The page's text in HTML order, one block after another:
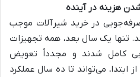
صرفه‌جویی در خرید شیرآلات موجب
تنها یک سال بعد، همه تجهیزات
کامل شدند و مجدداً تعویض
ابتدا، می‌تواند تا ده سال عملکرد